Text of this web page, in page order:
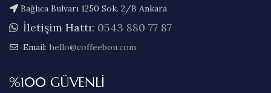
Bağlıca Bulvarı 1250 Sok. 2/B Ankara
İletişim Hattı: 0543 880 77 87
Email: hello@coffeebou.com
%100 GÜVENLİ